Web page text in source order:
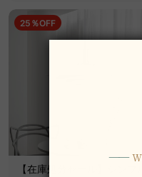
25％OFF
【在庫処分セール】シンプル